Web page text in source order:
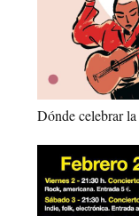
Dónde celebrar